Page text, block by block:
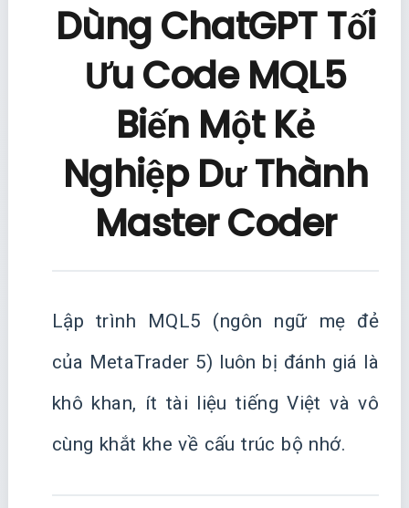
Dùng ChatGPT Tối
Ưu Code MQL5
Biến Một Kẻ
Nghiệp Dư Thành
Master Coder
Lập trình MQL5 (ngôn ngữ mẹ đẻ
của MetaTrader 5) luôn bị đánh giá là
khô khan, ít tài liệu tiếng Việt và vô
cùng khắt khe về cấu trúc bộ nhớ.